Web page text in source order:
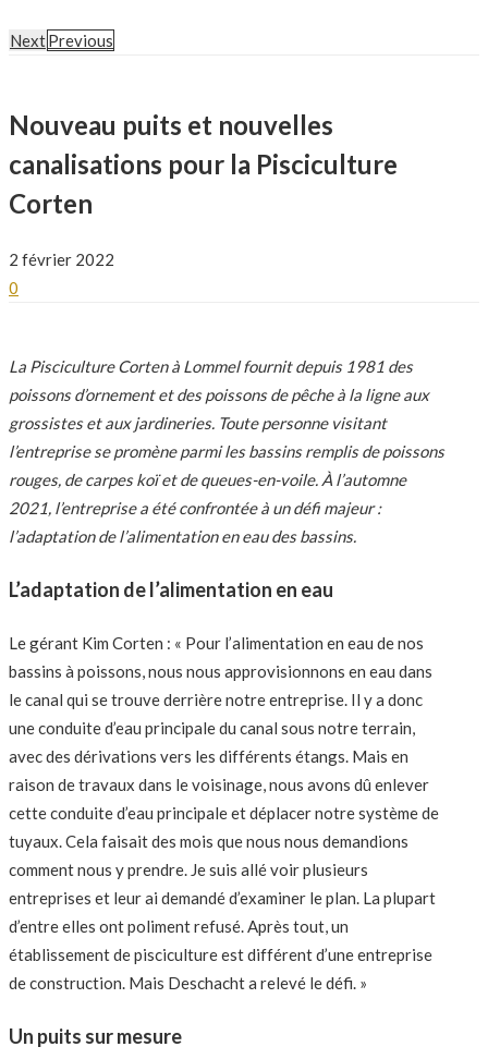
NextPrevious
Nouveau puits et nouvelles
canalisations pour la Pisciculture
Corten
2 février 2022
0
La Pisciculture Corten à Lommel fournit depuis 1981 des
poissons d’ornement et des poissons de pêche à la ligne aux
grossistes et aux jardineries. Toute personne visitant
l’entreprise se promène parmi les bassins remplis de poissons
rouges, de carpes koï et de queues-en-voile. À l’automne
2021, l’entreprise a été confrontée à un défi majeur :
l’adaptation de l’alimentation en eau des bassins.
L’adaptation de l’alimentation en eau
Le gérant Kim Corten : « Pour l’alimentation en eau de nos
bassins à poissons, nous nous approvisionnons en eau dans
le canal qui se trouve derrière notre entreprise. Il y a donc
une conduite d’eau principale du canal sous notre terrain,
avec des dérivations vers les différents étangs. Mais en
raison de travaux dans le voisinage, nous avons dû enlever
cette conduite d’eau principale et déplacer notre système de
tuyaux. Cela faisait des mois que nous nous demandions
comment nous y prendre. Je suis allé voir plusieurs
entreprises et leur ai demandé d’examiner le plan. La plupart
d’entre elles ont poliment refusé. Après tout, un
établissement de pisciculture est différent d’une entreprise
de construction. Mais Deschacht a relevé le défi. »
Un puits sur mesure